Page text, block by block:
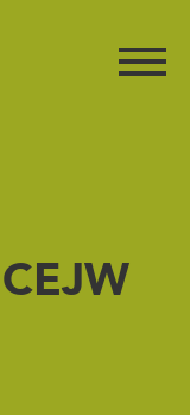
CEJW